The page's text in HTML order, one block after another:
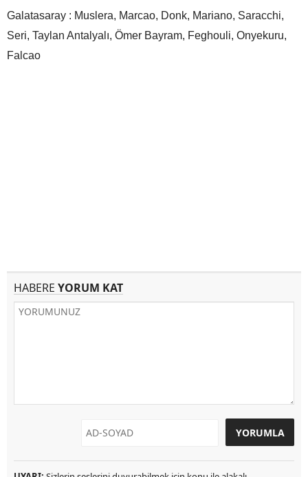
Galatasaray : Muslera, Marcao, Donk, Mariano, Saracchi,
Seri, Taylan Antalyalı, Ömer Bayram, Feghouli, Onyekuru,
Falcao
HABERE YORUM KAT